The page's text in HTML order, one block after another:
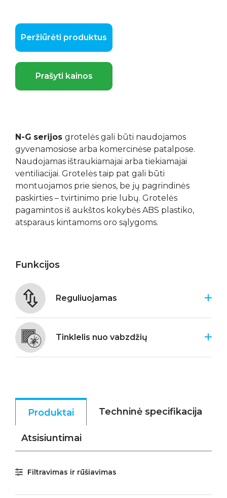
Peržiūrėti produktus
Prašyti kainos
N-G serijos grotelės gali būti naudojamos
gyvenamosiose arba komercinėse patalpose.
Naudojamas ištraukiamajai arba tiekiamajai
ventiliacijai. Grotelės taip pat gali būti
montuojamos prie sienos, be jų pagrindinės
paskirties – tvirtinimo prie lubų. Grotelės
pagamintos iš aukštos kokybės ABS plastiko,
atsparaus kintamoms oro sąlygoms.
Funkcijos
Reguliuojamas
Tinklelis nuo vabzdžių
Produktai Techninė specifikacija
Atsisiuntimai
Filtravimas ir rūšiavimas